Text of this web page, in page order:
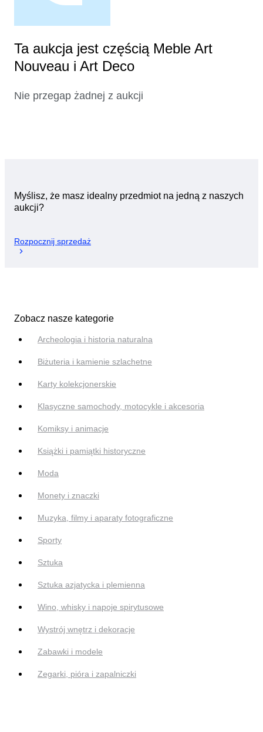
Ta aukcja jest częścią Meble Art
Nouveau i Art Deco
Nie przegap żadnej z aukcji
Myślisz, że masz idealny przedmiot na jedną z naszych
aukcji?
Rozpocznij sprzedaż
Zobacz nasze kategorie
Archeologia i historia naturalna
Biżuteria i kamienie szlachetne
Karty kolekcjonerskie
Klasyczne samochody, motocykle i akcesoria
Komiksy i animacje
Książki i pamiątki historyczne
Moda
Monety i znaczki
Muzyka, filmy i aparaty fotograficzne
Sporty
Sztuka
Sztuka azjatycka i plemienna
Wino, whisky i napoje spirytusowe
Wystrój wnętrz i dekoracje
Zabawki i modele
Zegarki, pióra i zapalniczki